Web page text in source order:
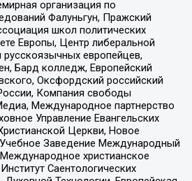
организация по
Фалуньгун, Пражский
школ политических
Европы, Центр либеральной
европейцев,
Бард колледж, Европейский
Оксфордский российский
Компания свободы
Международное партнерство
Управление Евангельских
Церкви, Новое
Заведение Международный
христианское
Саентологических